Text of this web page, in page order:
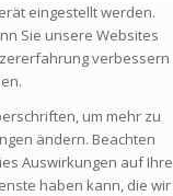
eingestellt werden.
Sie unsere Websites
verbessern
um mehr zu
ändern. Beachten
Auswirkungen auf Ihre
haben kann, die wir